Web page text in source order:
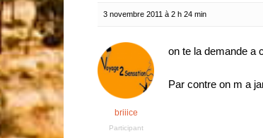
3 novembre 2011 à 2 h 24 min
briiice
Participant
on te la demande a
Par contre on m a